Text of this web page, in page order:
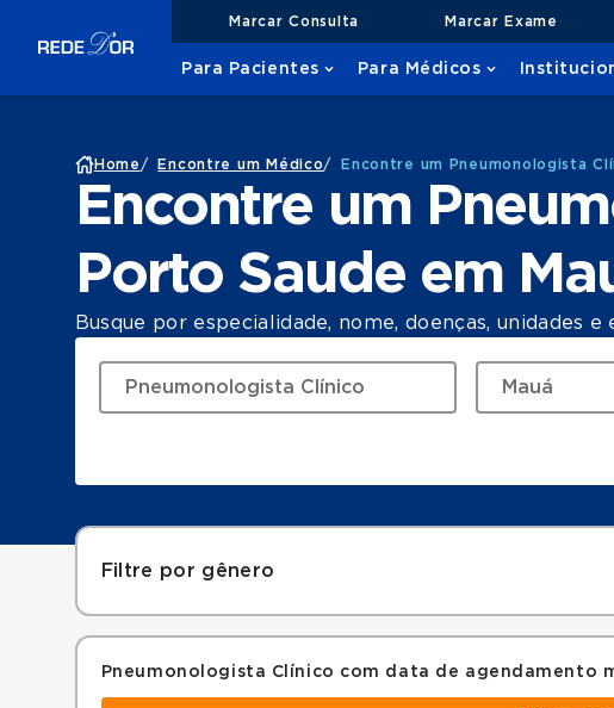
Marcar Consulta Marcar Exame
Para Pacientes Para Médicos
Home / Encontre um Médico/ Encontre um Pneumonologista
Encontre um
Porto Saude em
Busque por especialidade, nome, doenças, unidades
Filtre por gênero
Pneumonologista Clínico com data de agendamento